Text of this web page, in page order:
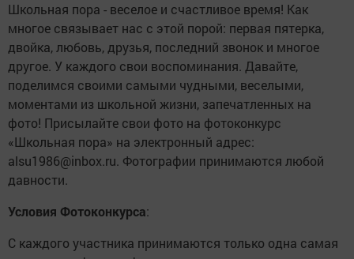
Школьная пора - веселое и счастливое время! Как
многое связывает нас с этой порой: первая пятерка,
двойка, любовь, друзья, последний звонок и многое
другое. У каждого свои воспоминания. Давайте,
поделимся своими самыми чудными, веселыми,
моментами из школьной жизни, запечатленных на
фото! Присылайте свои фото на фотоконкурс
«Школьная пора» на электронный адрес:
alsu1986@inbox.ru. Фотографии принимаются любой
давности.
Условия Фотоконкурса:
С каждого участника принимаются только одна самая